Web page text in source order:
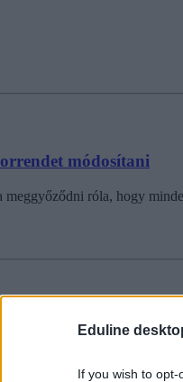
Eduline
If you wish to
módosítani
róla, hogy
pillanata
ponthatáraira, és valljuk be,